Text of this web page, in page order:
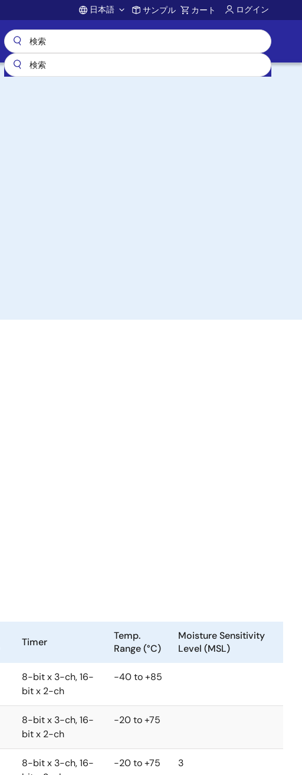
Account
日本語 サンプル カート ログイン
Timer
Temp.
Range (°C)
Moisture Sensitivity
Level (MSL)
8-bit x 3-ch, 16-
bit x 2-ch
-40 to +85
8-bit x 3-ch, 16-
bit x 2-ch
-20 to +75
8-bit x 3-ch, 16-
-20 to +75 3